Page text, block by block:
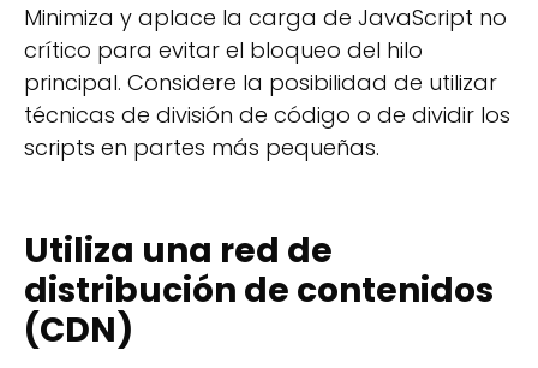
Minimiza y aplace la carga de JavaScript no
crítico para evitar el bloqueo del hilo
principal. Considere la posibilidad de utilizar
técnicas de división de código o de dividir los
scripts en partes más pequeñas.
Utiliza una red de
distribución de contenidos
(CDN)